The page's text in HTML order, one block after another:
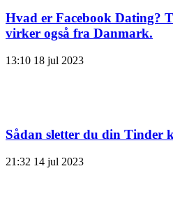
Hvad er Facebook Dating?
virker også fra Danmark.
13:10 18 jul 2023
Sådan sletter du din Tinder
21:32 14 jul 2023